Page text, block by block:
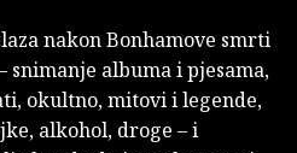
nakon Bonhamove smrti
albuma i pjesama,
okultno, mitovi i legende,
alkohol, droge – i